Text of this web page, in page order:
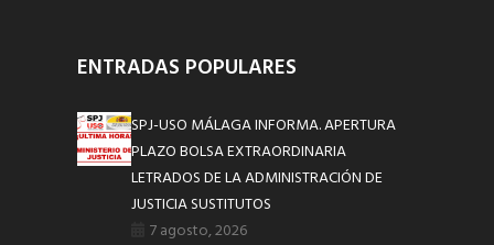
ENTRADAS POPULARES
SPJ-USO MÁLAGA INFORMA. APERTURA
PLAZO BOLSA EXTRAORDINARIA
LETRADOS DE LA ADMINISTRACIÓN DE
JUSTICIA SUSTITUTOS
7 agosto, 2026